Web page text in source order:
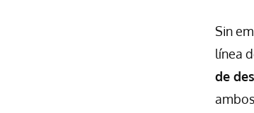
Sin
línea
de